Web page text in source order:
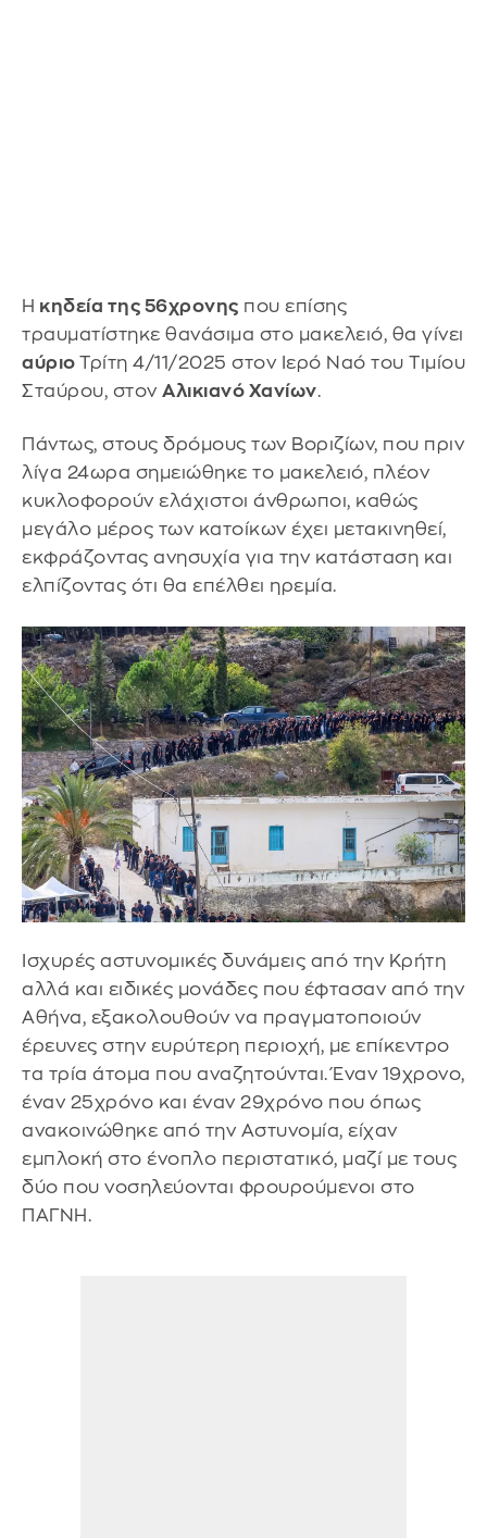
Η κηδεία της 56χρονης που επίσης
τραυματίστηκε θανάσιμα στο μακελειό, θα γίνει
αύριο Τρίτη 4/11/2025 στον Ιερό Ναό του Τιμίου
Σταύρου, στον Αλικιανό Χανίων.
Πάντως, στους δρόμους των Βοριζίων, που πριν
λίγα 24ωρα σημειώθηκε το μακελειό, πλέον
κυκλοφορούν ελάχιστοι άνθρωποι, καθώς
μεγάλο μέρος των κατοίκων έχει μετακινηθεί,
εκφράζοντας ανησυχία για την κατάσταση και
ελπίζοντας ότι θα επέλθει ηρεμία.
Ισχυρές αστυνομικές δυνάμεις από την Κρήτη
αλλά και ειδικές μονάδες που έφτασαν από την
Αθήνα, εξακολουθούν να πραγματοποιούν
έρευνες στην ευρύτερη περιοχή, με επίκεντρο
τα τρία άτομα που αναζητούνται. Έναν 19χρονο,
έναν 25χρόνο και έναν 29χρόνο που όπως
ανακοινώθηκε από την Αστυνομία, είχαν
εμπλοκή στο ένοπλο περιστατικό, μαζί με τους
δύο που νοσηλεύονται φρουρούμενοι στο
ΠΑΓΝΗ.